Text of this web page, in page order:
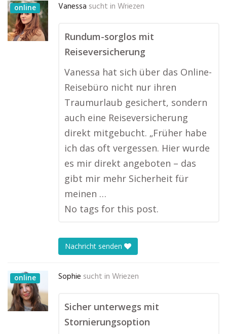
online Vanessa sucht in Wriezen
Rundum-sorglos mit
Reiseversicherung
Vanessa hat sich über das Online-
Reisebüro nicht nur ihren
Traumurlaub gesichert, sondern
auch eine Reiseversicherung
direkt mitgebucht. „Früher habe
ich das oft vergessen. Hier wurde
es mir direkt angeboten – das
gibt mir mehr Sicherheit für
meinen …
No tags for this post.
Nachricht senden
online Sophie sucht in Wriezen
Sicher unterwegs mit
Stornierungsoption